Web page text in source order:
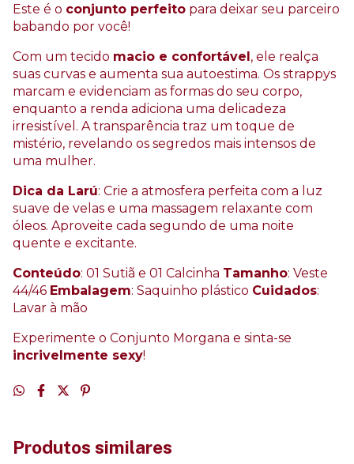
Este é o conjunto perfeito para deixar seu parceiro
babando por você!
Com um tecido macio e confortável, ele realça
suas curvas e aumenta sua autoestima. Os strappys
marcam e evidenciam as formas do seu corpo,
enquanto a renda adiciona uma delicadeza
irresistível. A transparência traz um toque de
mistério, revelando os segredos mais intensos de
uma mulher.
Dica da Larú: Crie a atmosfera perfeita com a luz
suave de velas e uma massagem relaxante com
óleos. Aproveite cada segundo de uma noite
quente e excitante.
Conteúdo: 01 Sutiã e 01 Calcinha Tamanho: Veste
44/46 Embalagem: Saquinho plástico Cuidados:
Lavar à mão
Experimente o Conjunto Morgana e sinta-se
incrivelmente sexy!
Produtos similares